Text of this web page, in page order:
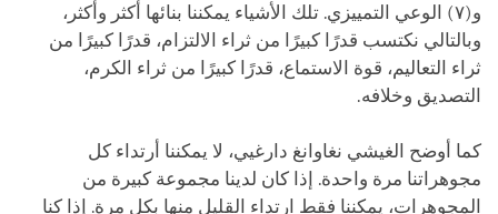
و(٧) الوعي التمييزي. تلك الأشياء يمكننا بنائها أكثر وأكثر،
وبالتالي نكتسب قدرًا كبيرًا من ثراء الالتزام، قدرًا كبيرًا من
ثراء التعاليم، قوة الاستماع، قدرًا كبيرًا من ثراء الكرم،
التصديق وخلافه.
كما أوضح الغيشي نغاوانغ دارغيي، لا يمكننا أرتداء كل
مجوهراتنا مرة واحدة. إذا كان لدينا مجموعة كبيرة من
المجوهرات، يمكننا فقط ارتداء القليل منها بكل مرة. إذا كنا